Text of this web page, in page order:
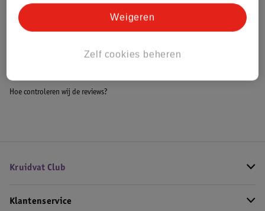
Hoe controleren wij de reviews?
Kruidvat Club
Klantenservice
Zelf cookies beheren
Weigeren